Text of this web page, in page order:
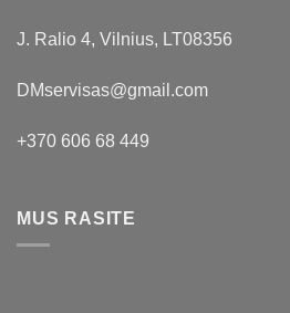
J. Ralio 4, Vilnius, LT08356
DMservisas@gmail.com
+370 606 68 449
MUS RASITE